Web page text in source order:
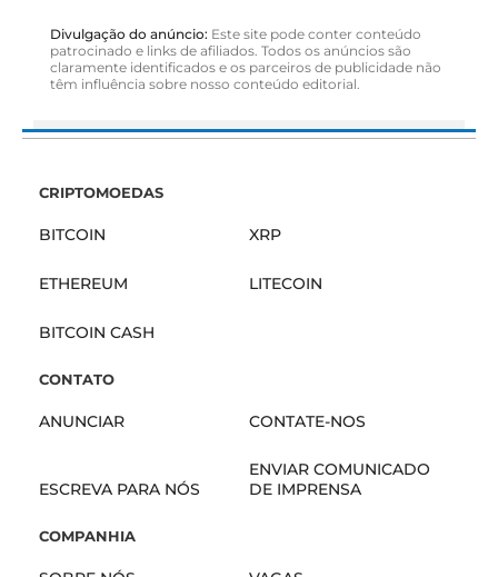
Divulgação do anúncio: Este site pode conter conteúdo
patrocinado e links de afiliados. Todos os anúncios são
claramente identificados e os parceiros de publicidade não
têm influência sobre nosso conteúdo editorial.
CRIPTOMOEDAS
BITCOIN XRP
ETHEREUM LITECOIN
BITCOIN CASH
CONTATO
ANUNCIAR CONTATE-NOS
ESCREVA PARA NÓS
ENVIAR COMUNICADO
DE IMPRENSA
COMPANHIA